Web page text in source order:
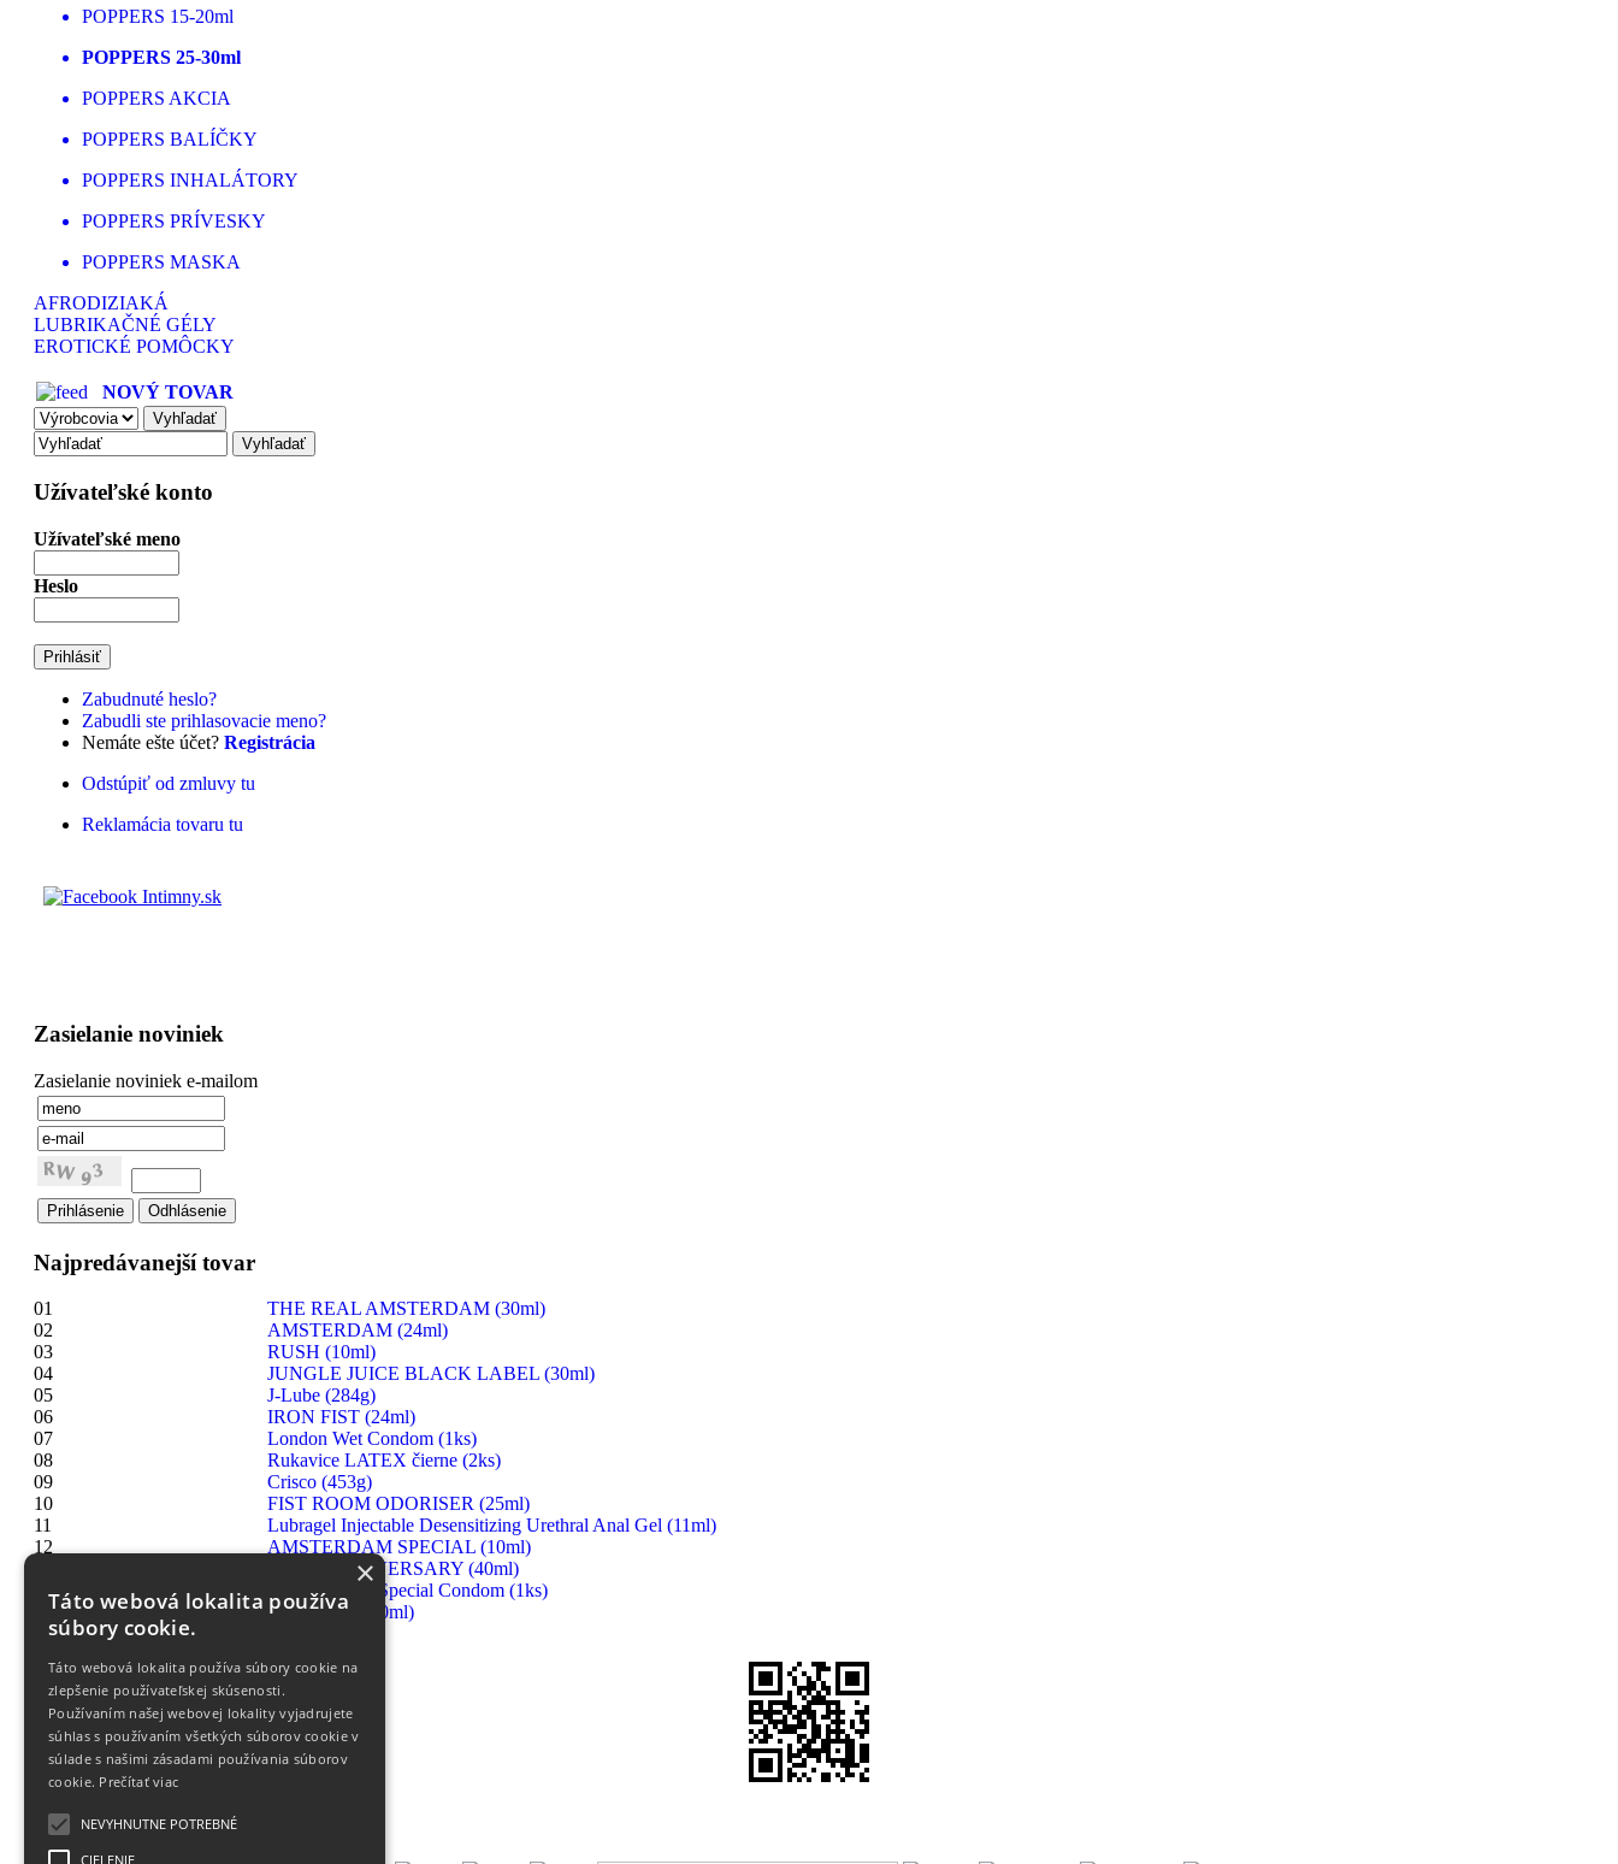
POPPERS 15-20ml
POPPERS 25-30ml
POPPERS AKCIA
POPPERS BALÍČKY
POPPERS INHALÁTORY
POPPERS PRÍVESKY
POPPERS MASKA
AFRODIZIAKÁ
LUBRIKAČNÉ GÉLY
EROTICKÉ POMÔCKY
NOVÝ TOVAR
Užívateľské konto
Užívateľské meno
Heslo
Zabudnuté heslo?
Zabudli ste prihlasovacie meno?
Nemáte ešte účet? Registrácia
Odstúpiť od zmluvy tu
Reklamácia tovaru tu
Zasielanie noviniek
Zasielanie noviniek e-mailom
Najpredávanejší tovar
01
THE REAL AMSTERDAM (30ml)
02
AMSTERDAM (24ml)
03
RUSH (10ml)
04
JUNGLE JUICE BLACK LABEL (30ml)
05
J-Lube (284g)
06
IRON FIST (24ml)
07
London Wet Condom (1ks)
08
Rukavice LATEX čierne (2ks)
09
Crisco (453g)
10
FIST ROOM ODORISER (25ml)
11
Lubragel Injectable Desensitizing Urethral Anal Gel (11ml)
12
AMSTERDAM SPECIAL (10ml)
RUSH ANNIVERSARY (40ml)
14
London Extra Special Condom (1ks)
15
HIGHRISE (30ml)
×
Táto webová lokalita používa
súbory cookie.
Táto webová lokalita používa súbory cookie na
zlepšenie používateľskej skúsenosti.
Používaním našej webovej lokality vyjadrujete
súhlas s používaním všetkých súborov cookie v
súlade s našimi zásadami používania súborov
cookie. Prečítať viac
NEVYHNUTNE POTREBNÉ
CIELENIE